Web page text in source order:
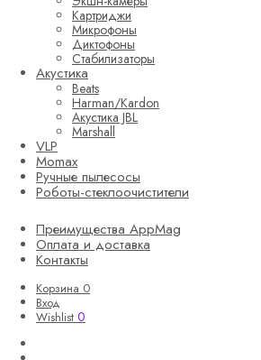
Картриджи
Микрофоны
Диктофоны
Стабилизаторы
Акустика
Beats
Harman/Kardon
Акустика JBL
Marshall
VLP
Momax
Ручные пылесосы
Роботы-стеклоочистители
Преимущества AppMag
Оплата и доставка
Контакты
Корзина 0
Вход
Wishlist 0